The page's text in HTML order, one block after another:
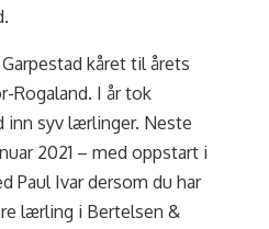
kåret til årets
Rogaland. I år tok
inn syv lærlinger. Neste
2021 – med oppstart i
Paul Ivar dersom du har
lærling i Bertelsen &